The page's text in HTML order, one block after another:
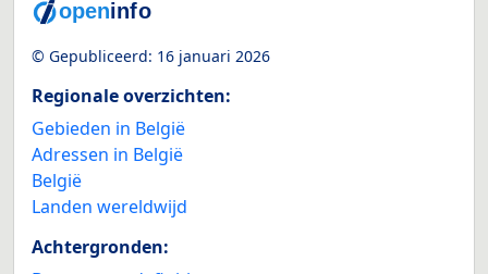
© Gepubliceerd: 16 januari 2026
Regionale overzichten:
Gebieden in België
Adressen in België
België
Landen wereldwijd
Achtergronden: